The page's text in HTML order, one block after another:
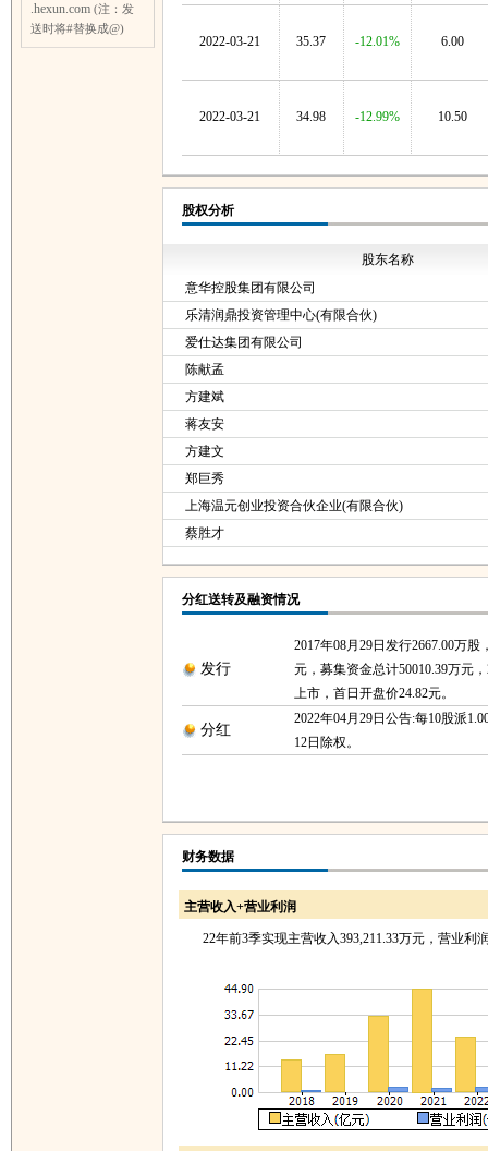
.hexun.com (注：发
送时将#替换成@)
2022-03-21 35.37 -12.01% 6.00
2022-03-21 34.98 -12.99% 10.50
股权分析
股东名称
意华控股集团有限公司
乐清润鼎投资管理中心(有限合伙)
爱仕达集团有限公司
陈献孟
方建斌
蒋友安
方建文
郑巨秀
上海温元创业投资合伙企业(有限合伙)
蔡胜才
分红送转及融资情况
发行
2017年08月29日发行2667.00万股
元，募集资金总计50010.39万元
上市，首日开盘价24.82元。
分红
2022年04月29日公告:每10股派
12日除权。
财务数据
主营收入+营业利润
22年前3季实现主营收入393,211.33万元，营业利